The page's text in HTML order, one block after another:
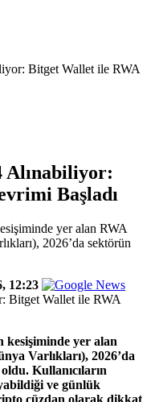
Bitget Wallet ile RWA
Alınabiliyor:
Başladı
yer alan RWA
2026’da sektörün
12:23
kesişiminde yer alan
Varlıkları), 2026’da
Kullanıcıların
ve günlük
cüzdan olarak dikkat